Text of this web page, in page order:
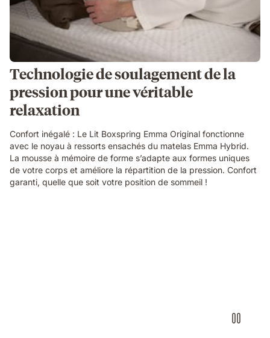
Technologie de soulagement de la
pression pour une véritable
relaxation
Confort inégalé : Le Lit Boxspring Emma Original fonctionne
avec le noyau à ressorts ensachés du matelas Emma Hybrid.
La mousse à mémoire de forme s’adapte aux formes uniques
de votre corps et améliore la répartition de la pression. Confort
garanti, quelle que soit votre position de sommeil !